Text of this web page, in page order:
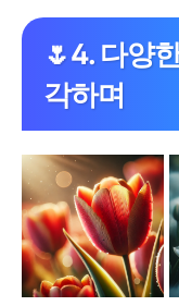
🌷4. 다양
각하며